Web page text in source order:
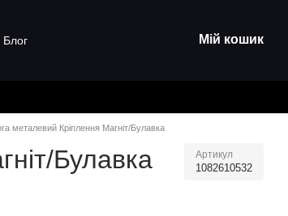
Блог
Мій кошик
металевий Кріплення Магніт/Булавка
Булавка Артикул
1082610532